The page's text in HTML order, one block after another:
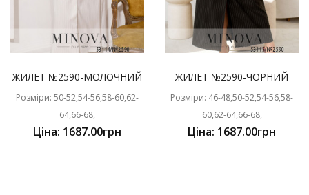
ЖИЛЕТ №2590-МОЛОЧНИЙ
Розміри: 50-52,54-56,58-60,62-
64,66-68,
Ціна: 1687.00грн
ЖИЛЕТ №2590-ЧОРНИЙ
Розміри: 46-48,50-52,54-56,58-
60,62-64,66-68,
Ціна: 1687.00грн